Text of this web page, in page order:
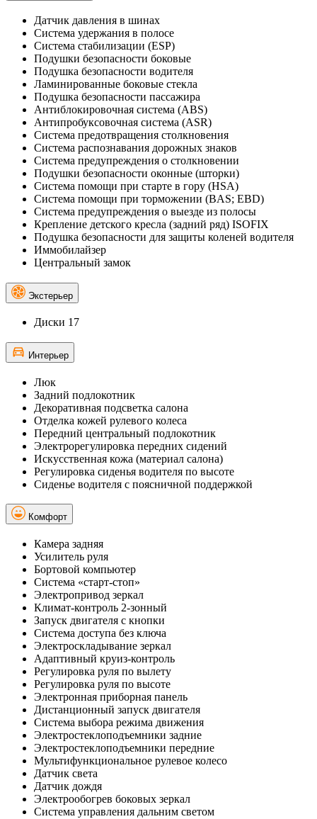
Датчик давления в шинах
Система удержания в полосе
Система стабилизации (ESP)
Подушки безопасности боковые
Подушка безопасности водителя
Ламинированные боковые стекла
Подушка безопасности пассажира
Антиблокировочная система (ABS)
Антипробуксовочная система (ASR)
Система предотвращения столкновения
Система распознавания дорожных знаков
Система предупреждения о столкновении
Подушки безопасности оконные (шторки)
Система помощи при старте в гору (HSA)
Система помощи при торможении (BAS; EBD)
Система предупреждения о выезде из полосы
Крепление детского кресла (задний ряд) ISOFIX
Подушка безопасности для защиты коленей водителя
Иммобилайзер
Центральный замок
Экстерьер
Диски 17
Интерьер
Люк
Задний подлокотник
Декоративная подсветка салона
Отделка кожей рулевого колеса
Передний центральный подлокотник
Электрорегулировка передних сидений
Искусственная кожа (материал салона)
Регулировка сиденья водителя по высоте
Сиденье водителя с поясничной поддержкой
Комфорт
Камера задняя
Усилитель руля
Бортовой компьютер
Система «старт-стоп»
Электропривод зеркал
Климат-контроль 2-зонный
Запуск двигателя с кнопки
Система доступа без ключа
Электроскладывание зеркал
Адаптивный круиз-контроль
Регулировка руля по вылету
Регулировка руля по высоте
Электронная приборная панель
Дистанционный запуск двигателя
Система выбора режима движения
Электростеклоподъемники задние
Электростеклоподъемники передние
Мультифункциональное рулевое колесо
Датчик света
Датчик дождя
Электрообогрев боковых зеркал
Система управления дальним светом